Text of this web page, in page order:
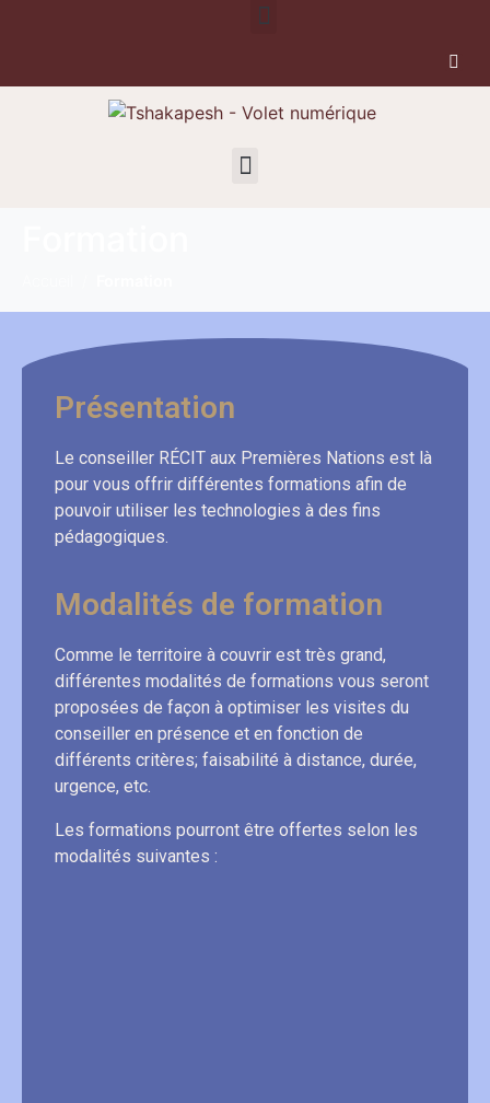
Présentation
Le conseiller RÉCIT aux Premières Nations est là
pour vous offrir différentes formations afin de
pouvoir utiliser les technologies à des fins
pédagogiques.
Modalités de formation
Comme le territoire à couvrir est très grand,
différentes modalités de formations vous seront
proposées de façon à optimiser les visites du
conseiller en présence et en fonction de
différents critères; faisabilité à distance, durée,
urgence, etc.
Les formations pourront être offertes selon les
modalités suivantes :